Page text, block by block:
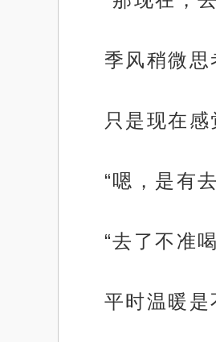
季风稍微思
只是现在
“嗯，是有
“去了不准
平时温暖是